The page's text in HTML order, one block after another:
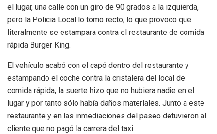
el lugar, una calle con un giro de 90 grados a la izquierda,
pero la Policía Local lo tomó recto, lo que provocó que
literalmente se estampara contra el restaurante de comida
rápida Burger King.
El vehículo acabó con el capó dentro del restaurante y
estampando el coche contra la cristalera del local de
comida rápida, la suerte hizo que no hubiera nadie en el
lugar y por tanto sólo había daños materiales. Junto a este
restaurante y en las inmediaciones del paseo detuvieron al
cliente que no pagó la carrera del taxi.